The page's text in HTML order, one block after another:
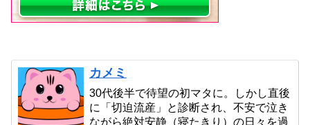
カメミ
30代後半で待望の初マタに。しかし直後
に「切迫流産」と診断され、不安で泣き
ながら絶対安静（寝たきり）の日々を過